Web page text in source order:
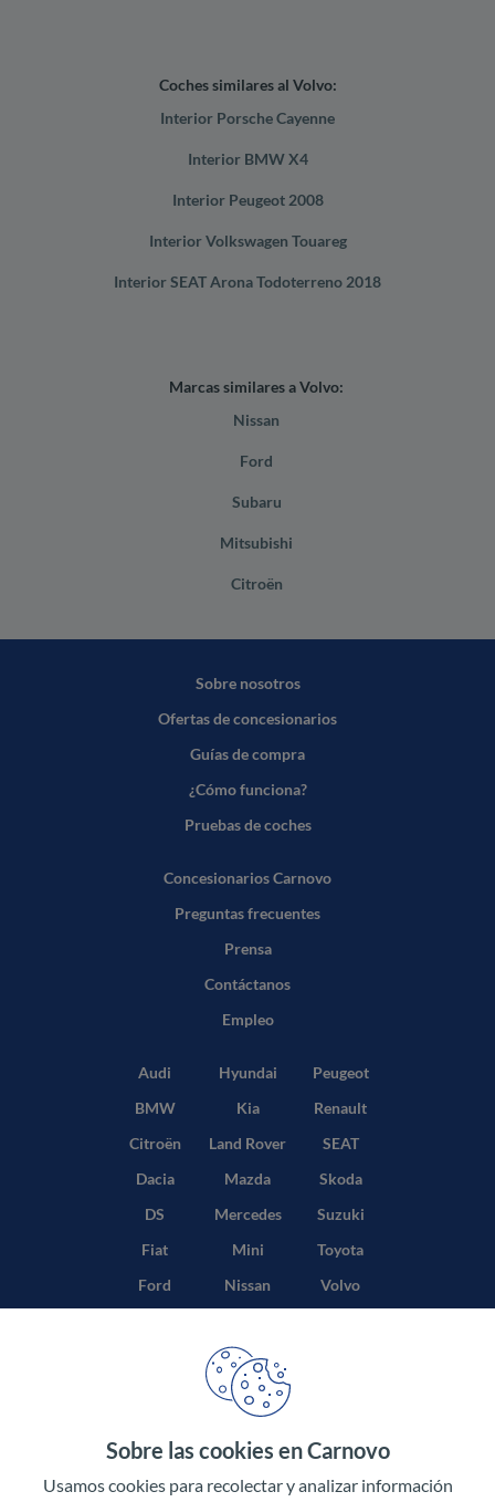
Coches similares al Volvo:
Interior Porsche Cayenne
Interior BMW X4
Interior Peugeot 2008
Interior Volkswagen Touareg
Interior SEAT Arona Todoterreno 2018
Marcas similares a Volvo:
Nissan
Ford
Subaru
Mitsubishi
Citroën
Sobre las cookies en Carnovo
Usamos cookies para recolectar y analizar información
Sobre nosotros
Ofertas de concesionarios
Guías de compra
¿Cómo funciona?
Pruebas de coches
Concesionarios Carnovo
Preguntas frecuentes
Prensa
Contáctanos
Empleo
Audi
BMW
Citroën
Dacia
DS
Fiat
Ford
Hyundai
Kia
Land Rover
Mazda
Mercedes
Mini
Nissan
Peugeot
Renault
SEAT
Skoda
Suzuki
Toyota
Volvo